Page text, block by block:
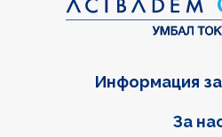
Фуутер навигация
За
Информация